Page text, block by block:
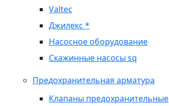
Valtec
Джилекс *
Насосное оборудование
Скажинные насосы sq
Предохранительная арматура
Клапаны предохранительные